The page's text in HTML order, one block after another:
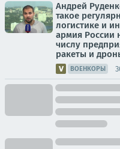
Андрей
такое
логистике и
армия России
числу
ракеты и
ВОЕНКОРЫ